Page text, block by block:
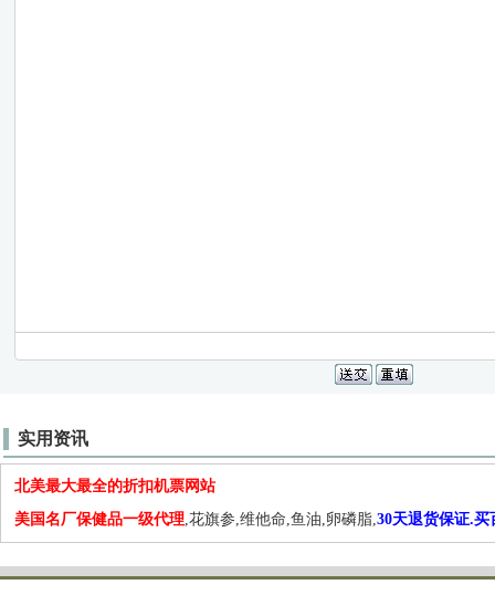
实用资讯
北美最大最全的折扣机票网站
美国名厂保健品一级代理,花旗参,维他命,鱼油,卵磷脂,30天退货保证.买